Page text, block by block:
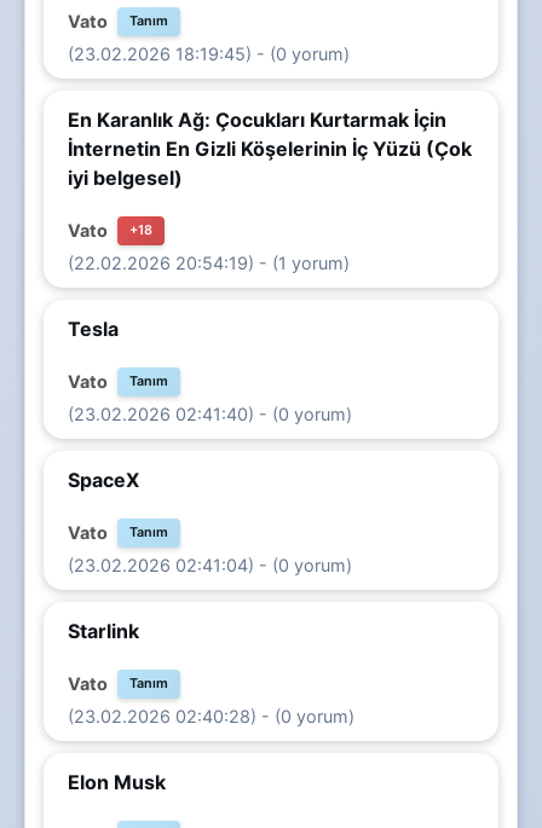
Vato Tanım
(23.02.2026 18:19:45) - (0 yorum)
En Karanlık Ağ: Çocukları Kurtarmak İçin
İnternetin En Gizli Köşelerinin İç Yüzü (Çok
iyi belgesel)
Vato +18
(22.02.2026 20:54:19) - (1 yorum)
Tesla
Vato Tanım
(23.02.2026 02:41:40) - (0 yorum)
SpaceX
Vato Tanım
(23.02.2026 02:41:04) - (0 yorum)
Starlink
Vato Tanım
(23.02.2026 02:40:28) - (0 yorum)
Elon Musk